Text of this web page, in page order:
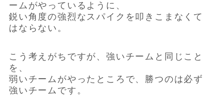
ームがやっているように、
鋭い角度の強烈なスパイクを叩きこまなくて
はならない。
こう考えがちですが、強いチームと同じこと
を、
弱いチームがやったところで、勝つのは必ず
強いチームです。